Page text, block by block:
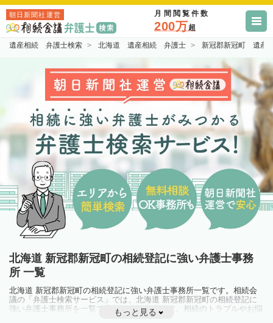
朝日新聞社運営 月間閲覧件数
200万超
遺産相続 弁護士検索 北海道 遺産相続 弁護士 新冠郡新冠町 遺産
北海道 新冠郡新冠町の相続登記に強い弁護士事務
所 一覧
北海道 新冠郡新冠町の相続登記に強い弁護士事務所一覧です。相続会
議の「弁護士検索サービス」では、北海道 新冠郡新冠町の相続登記に
強い弁護士事務所を一覧で見ることが出来ます。相続のトラブルやお悩
みを抱えている方は一度近隣の弁護士に相談してみましょう。
もっと見る